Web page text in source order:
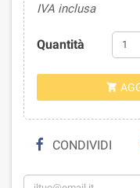
IVA inclusa
Quantità

CONDIVIDI